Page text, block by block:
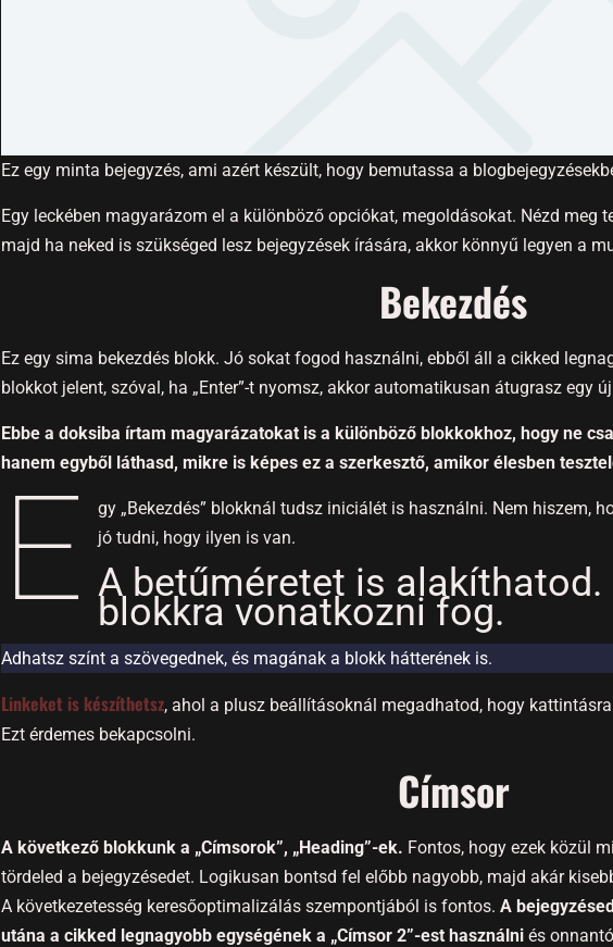
Ez egy minta bejegyzés, ami azért készült, hogy bemutassa a
Egy leckében magyarázom el a különböző opciókat, megoldásokat. Nézd meg
majd ha neked is szükséged lesz bejegyzések írására, akkor könnyű legyen a
Bekezdés
Ez egy sima bekezdés blokk. Jó sokat fogod használni, ebből áll a cikked
blokkot jelent, szóval, ha „Enter”-t nyomsz, akkor automatikusan átugrasz egy
Ebbe a doksiba írtam magyarázatokat is a különböző blokkokhoz, hogy ne
hanem egyből láthasd, mikre is képes ez a szerkesztő, amikor élesben
E
gy „Bekezdés” blokknál tudsz iniciálét is használni. Nem hiszem,
jó tudni, hogy ilyen is van.
A betűméretet is alakíthatod.
blokkra vonatkozni fog.
Adhatsz színt a szövegednek, és magának a blokk hátterének is.
Linkeket is készíthetsz, ahol a plusz beállításoknál megadhatod, hogy
Ezt érdemes bekapcsolni.
Címsor
A következő blokkunk a „Címsorok”, „Heading”-ek. Fontos, hogy ezek közül
tördeled a bejegyzésedet. Logikusan bontsd fel előbb nagyobb, majd akár
A következetesség keresőoptimalizálás szempontjából is fontos. A
utána a cikked legnagyobb egységének a „Címsor 2”-est használni és